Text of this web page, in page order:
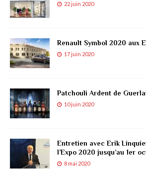
22 juin 2020
Renault Symbol 2020 aux
17 juin 2020
Patchouli Ardent de
10 juin 2020
Entretien avec Erik
l’Expo 2020 jusqu’au 1er
8 mai 2020